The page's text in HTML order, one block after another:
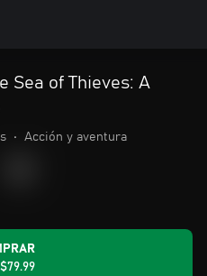
Sea of Thieves: A
• Acción y aventura